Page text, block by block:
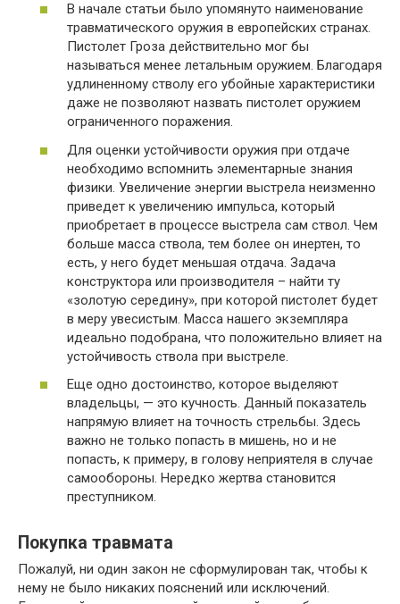
В начале статьи было упомянуто наименование
травматического оружия в европейских странах.
Пистолет Гроза действительно мог бы
называться менее летальным оружием. Благодаря
удлиненному стволу его убойные характеристики
даже не позволяют назвать пистолет оружием
ограниченного поражения.
Для оценки устойчивости оружия при отдаче
необходимо вспомнить элементарные знания
физики. Увеличение энергии выстрела неизменно
приведет к увеличению импульса, который
приобретает в процессе выстрела сам ствол. Чем
больше масса ствола, тем более он инертен, то
есть, у него будет меньшая отдача. Задача
конструктора или производителя – найти ту
«золотую середину», при которой пистолет будет
в меру увесистым. Масса нашего экземпляра
идеально подобрана, что положительно влияет на
устойчивость ствола при выстреле.
Еще одно достоинство, которое выделяют
владельцы, — это кучность. Данный показатель
напрямую влияет на точность стрельбы. Здесь
важно не только попасть в мишень, но и не
попасть, к примеру, в голову неприятеля в случае
самообороны. Нередко жертва становится
преступником.
Покупка травмата
Пожалуй, ни один закон не сформулирован так, чтобы к
нему не было никаких пояснений или исключений.